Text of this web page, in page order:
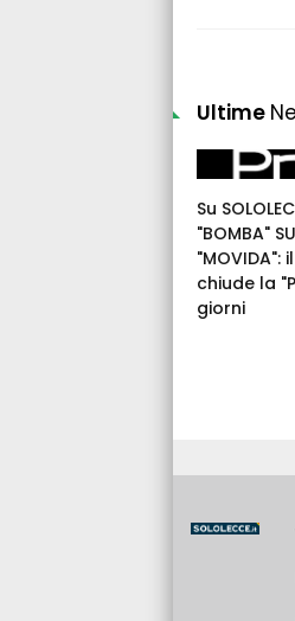
Ultime
Su
"BOMBA"
"MOVIDA":
chiude la
giorni